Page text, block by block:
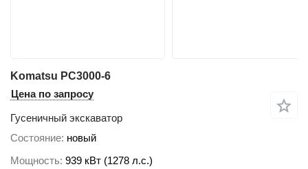
Komatsu PC3000-6
Цена по запросу
Гусеничный экскаватор
Состояние новый
Мощность 939 кВт (1278 л.с.)